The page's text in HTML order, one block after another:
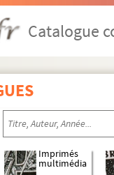
Catalogue
Imprimés
multimédia
relatives à
et latines,
relatives à